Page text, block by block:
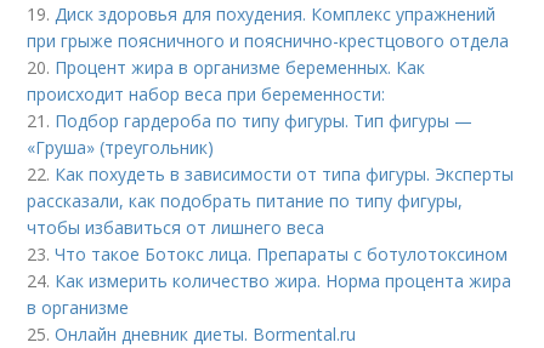
19.Диск здоровья для похудения. Комплекс упражнений
при грыже поясничного и пояснично-крестцового отдела
20. Процент жира в организме беременных. Как
происходит набор веса при беременности:
21. Подбор гардероба по типу фигуры. Тип фигуры —
«Груша» (треугольник)
22. Как похудеть в зависимости от типа фигуры. Эксперты
рассказали, как подобрать питание по типу фигуры,
чтобы избавиться от лишнего веса
23.Что такое Ботокс лица. Препараты с ботулотоксином
24. Как измерить количество жира. Норма процента жира
в организме
25.Онлайн дневник диеты. Bormental.ru